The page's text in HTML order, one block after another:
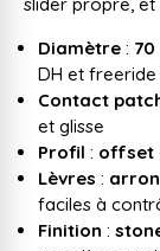
Diamètre : 70
DH et freeride
Contact
et glisse
Profil : offset
Lèvres :
faciles à
Finition :